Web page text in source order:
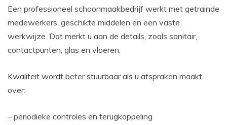
Een professioneel schoonmaakbedrijf werkt met getrainde
medewerkers, geschikte middelen en een vaste
werkwijze. Dat merkt u aan de details, zoals sanitair,
contactpunten, glas en vloeren.
Kwaliteit wordt beter stuurbaar als u afspraken maakt
over:
– periodieke controles en terugkoppeling